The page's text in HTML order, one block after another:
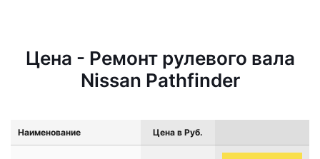
Цена - Ремонт рулевого вала
Nissan Pathfinder
Наименование Цена в Руб.